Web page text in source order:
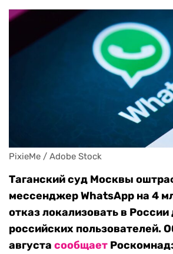
PixieMe / Adobe Stock
Таганский суд Москвы
мессенджер WhatsApp на 4
отказ локализовать в
российских пользователей.
августа сообщает